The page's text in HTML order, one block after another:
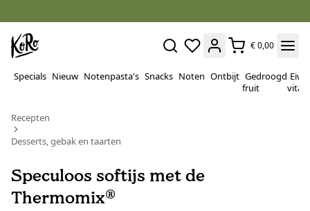
€ 0,00
Specials Nieuw Notenpasta's Snacks Noten Ontbijt Gedroogd
fruit
Recepten
Desserts, gebak en taarten
Speculoos softijs met de
Thermomix®